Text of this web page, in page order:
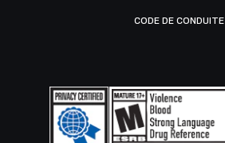
CODE DE CONDUITE